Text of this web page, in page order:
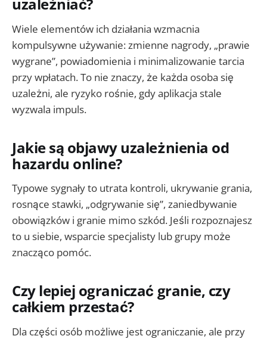
uzależniać?
Wiele elementów ich działania wzmacnia
kompulsywne używanie: zmienne nagrody, „prawie
wygrane”, powiadomienia i minimalizowanie tarcia
przy wpłatach. To nie znaczy, że każda osoba się
uzależni, ale ryzyko rośnie, gdy aplikacja stale
wyzwala impuls.
Jakie są objawy uzależnienia od
hazardu online?
Typowe sygnały to utrata kontroli, ukrywanie grania,
rosnące stawki, „odgrywanie się”, zaniedbywanie
obowiązków i granie mimo szkód. Jeśli rozpoznajesz
to u siebie, wsparcie specjalisty lub grupy może
znacząco pomóc.
Czy lepiej ograniczać granie, czy
całkiem przestać?
Dla części osób możliwe jest ograniczanie, ale przy